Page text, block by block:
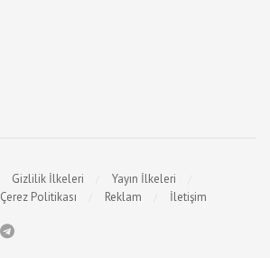
Gizlilik İlkeleri
Yayın İlkeleri
Çerez Politikası Reklam İletişim